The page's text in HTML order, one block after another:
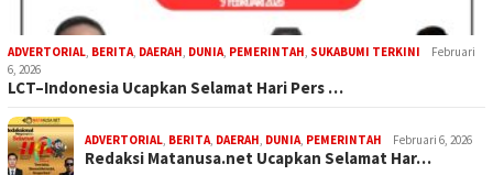
ADVERTORIAL, BERITA, DAERAH, DUNIA, PEMERINTAH, SUKABUMI TERKINI
Februari
6, 2026
LCT–Indonesia Ucapkan Selamat Hari Pers …
ADVERTORIAL, BERITA, DAERAH, DUNIA, PEMERINTAH Februari 6, 2026
Redaksi Matanusa.net Ucapkan Selamat Har…